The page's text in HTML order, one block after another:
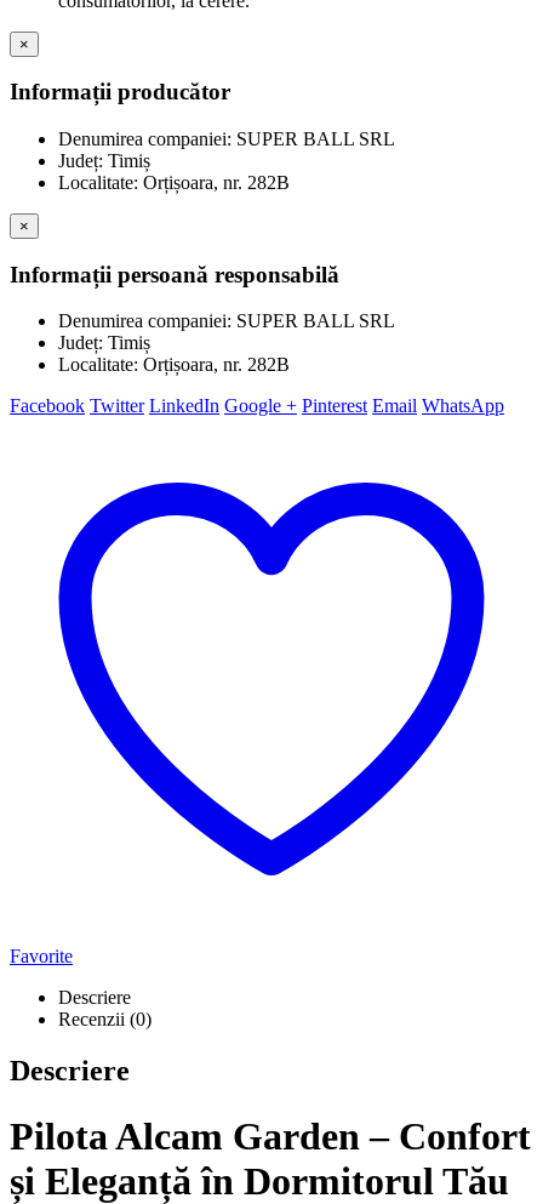
×
Informații producător
Denumirea companiei: SUPER BALL SRL
Județ: Timiș
Localitate: Orțișoara, nr. 282B
×
Informații persoană responsabilă
Denumirea companiei: SUPER BALL SRL
Județ: Timiș
Localitate: Orțișoara, nr. 282B
Facebook Twitter LinkedIn Google + Pinterest Email WhatsApp
Favorite
Descriere
Recenzii (0)
Descriere
Pilota Alcam Garden – Confort
și Eleganță în Dormitorul Tău